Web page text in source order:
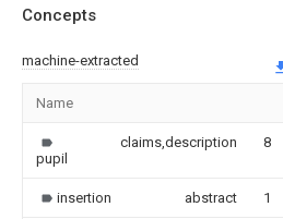
Concepts
machine-extracted
Name
pupil
claims,description 8
insertion abstract 1